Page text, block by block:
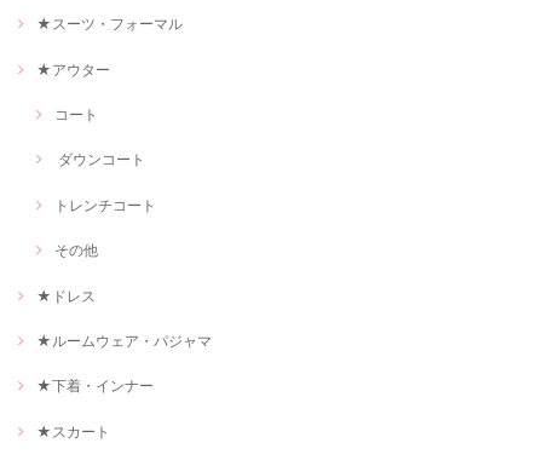
★スーツ・フォーマル
★アウター
コート
ダウンコート
トレンチコート
その他
★ドレス
★ルームウェア・パジャマ
★下着・インナー
★スカート